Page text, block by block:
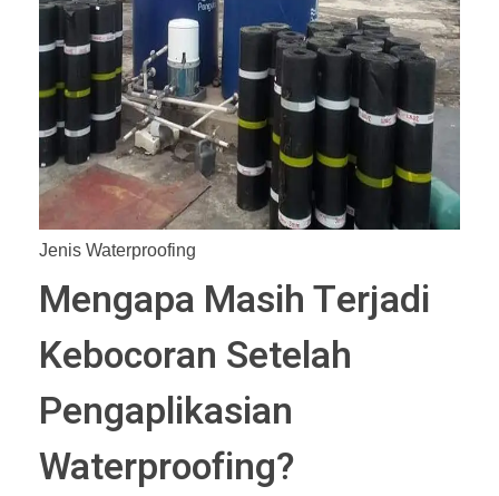
Jenis Waterproofing
Mengapa Masih Terjadi
Kebocoran Setelah
Pengaplikasian
Waterproofing?